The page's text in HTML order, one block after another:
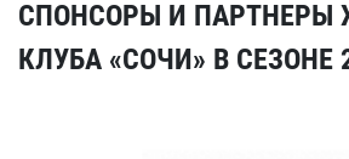
СПОНСОРЫ И ПАРТНЕРЫ
КЛУБА «СОЧИ» В СЕЗОНЕ